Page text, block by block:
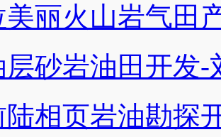
美丽火山岩气田
层砂岩油田开发-
陆相页岩油勘探